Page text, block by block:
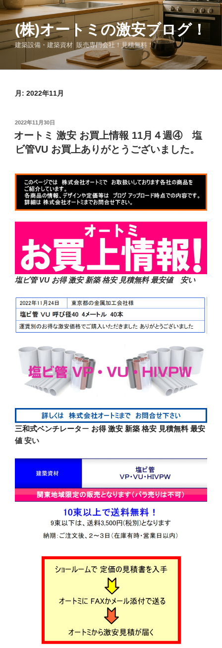
コ
ン
テ
ン
ツ
(株)オートミの激安ブログ！
建築設備・建築資材 販売専門会社！見積無料！
月: 2022年11月
投
稿
日:
2022年11月30日
オートミ 激安 お買上情報 11月４週④ 塩
ビ管VU お買上ありがとうございました。
塩ビ管 VU お得 激安 新築 格安 見積無料 最安値 安い
三和式ベンチレーター お得 激安 新築 格安 見積無料 最安
値 安い